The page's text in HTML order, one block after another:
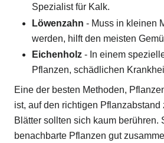
Spezialist für Kalk.
Löwenzahn - Muss in kleinen
werden, hilft den meisten
Eichenholz - In einem
Pflanzen, schädlichen
Eine der besten Methoden,
ist, auf den richtigen Pflanzabstand
Blätter sollten sich kaum berühren.
benachbarte Pflanzen gut